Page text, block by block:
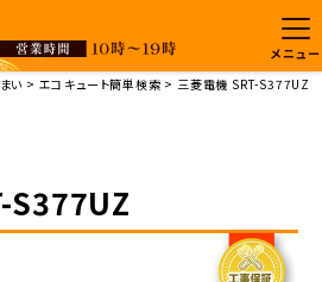
メニュー
い
エコキュート簡単検索 三菱電機 SRT-S377UZ
S377UZ